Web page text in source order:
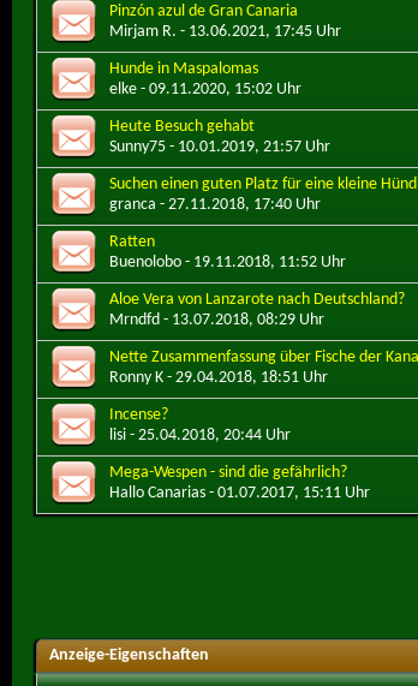
Pinzón azul de Gran Canaria
Mirjam R. - 13.06.2021, 17:45 Uhr
Hunde in Maspalomas
elke - 09.11.2020, 15:02 Uhr
Heute Besuch gehabt
Sunny75 - 10.01.2019, 21:57 Uhr
Suchen einen guten Platz für eine kleine
granca - 27.11.2018, 17:40 Uhr
Ratten
Buenolobo - 19.11.2018, 11:52 Uhr
Aloe Vera von Lanzarote nach Deutschland?
Mrndfd - 13.07.2018, 08:29 Uhr
Nette Zusammenfassung über Fische der
Ronny K - 29.04.2018, 18:51 Uhr
Incense?
lisi - 25.04.2018, 20:44 Uhr
Mega-Wespen - sind die gefährlich?
Hallo Canarias - 01.07.2017, 15:11 Uhr
Anzeige-Eigenschaften